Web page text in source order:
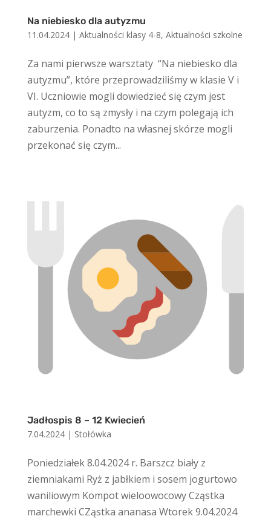
Na niebiesko dla autyzmu
11.04.2024| Aktualności klasy 4-8, Aktualności szkolne
Za nami pierwsze warsztaty “Na niebiesko dla
autyzmu”, które przeprowadziliśmy w klasie V i
VI. Uczniowie mogli dowiedzieć się czym jest
autyzm, co to są zmysły i na czym polegają ich
zaburzenia. Ponadto na własnej skórze mogli
przekonać się czym...
Jadłospis 8 – 12 Kwiecień
7.04.2024| Stołówka
Poniedziałek 8.04.2024 r. Barszcz biały z
ziemniakami Ryż z jabłkiem i sosem jogurtowo
waniliowym Kompot wieloowocowy Cząstka
marchewki CZąstka ananasa Wtorek 9.04.2024